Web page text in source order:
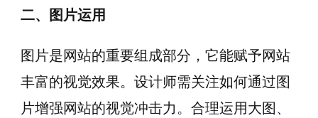
二、图片运用
图片是网站的重要组成部分，它能赋予网站
丰富的视觉效果。设计师需关注如何通过图
片增强网站的视觉冲击力。合理运用大图、